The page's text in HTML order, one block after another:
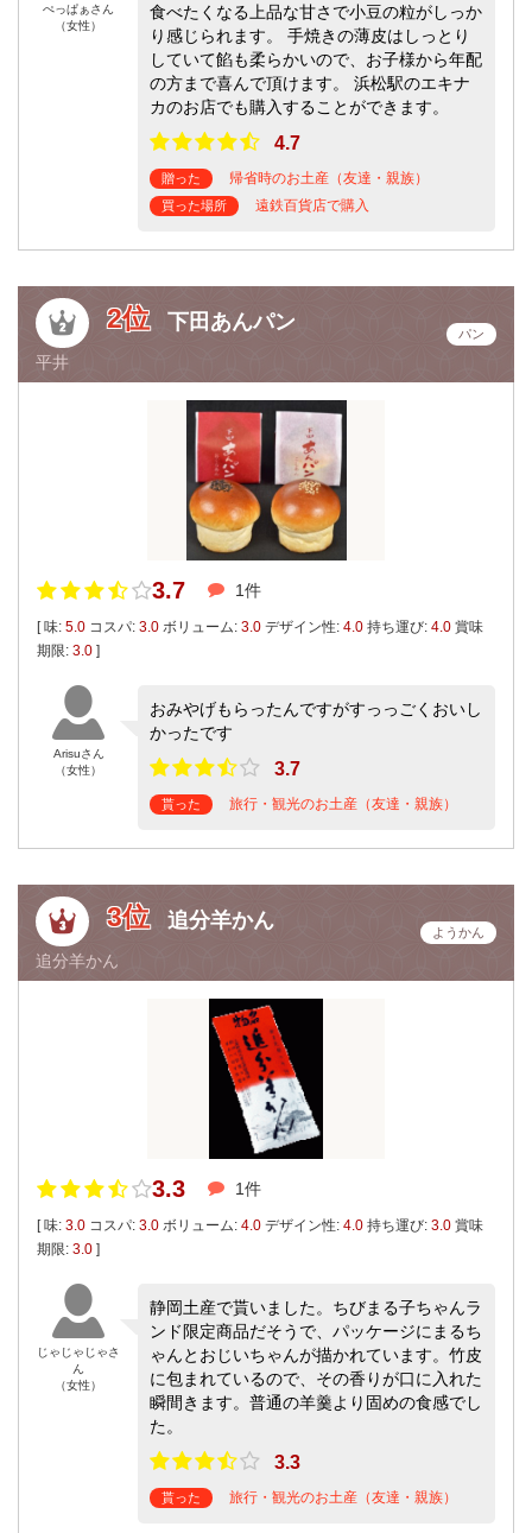
ぺっぱぁさん
（女性）
食べたくなる上品な甘さで小豆の粒がしっか
り感じられます。 手焼きの薄皮はしっとり
していて餡も柔らかいので、お子様から年配
の方まで喜んで頂けます。 浜松駅のエキナ
カのお店でも購入することができます。
4.7
贈った 帰省時のお土産（友達・親族）
買った場所 遠鉄百貨店で購入
2位 下田あんパン
平井
パン
3.7 1件
[ 味: 5.0 コスパ: 3.0 ボリューム: 3.0 デザイン性: 4.0 持ち運び: 4.0 賞味
期限: 3.0 ]
Arisuさん
（女性）
おみやげもらったんですがすっっごくおいし
かったです
3.7
貰った 旅行・観光のお土産（友達・親族）
3位 追分羊かん
追分羊かん
ようかん
3.3 1件
[ 味: 3.0 コスパ: 3.0 ボリューム: 4.0 デザイン性: 4.0 持ち運び: 3.0 賞味
期限: 3.0 ]
じゃじゃじゃさ
ん
（女性）
静岡土産で貰いました。ちびまる子ちゃんラ
ンド限定商品だそうで、パッケージにまるち
ゃんとおじいちゃんが描かれています。竹皮
に包まれているので、その香りが口に入れた
瞬間きます。普通の羊羹より固めの食感でし
た。
3.3
貰った 旅行・観光のお土産（友達・親族）